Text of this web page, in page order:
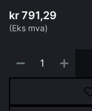
kr791,29
(Eks mva)